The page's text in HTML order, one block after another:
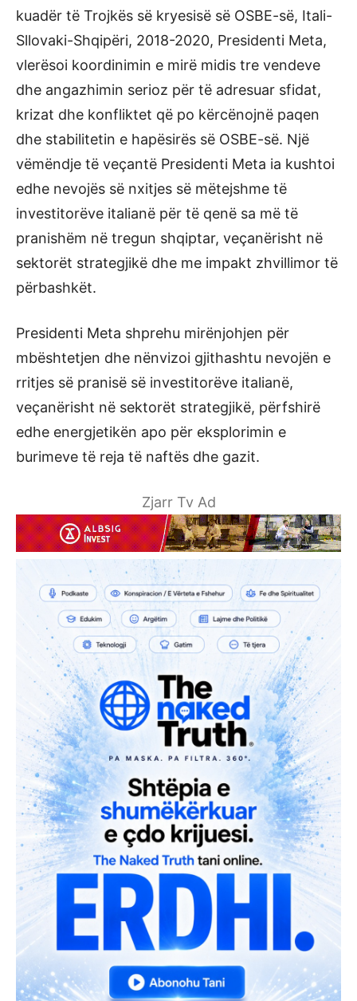
kuadër të Trojkës së kryesisë së OSBE-së, Itali-
Sllovaki-Shqipëri, 2018-2020, Presidenti Meta,
vlerësoi koordinimin e mirë midis tre vendeve
dhe angazhimin serioz për të adresuar sfidat,
krizat dhe konfliktet që po kërcënojnë paqen
dhe stabilitetin e hapësirës së OSBE-së. Një
vëmëndje të veçantë Presidenti Meta ia kushtoi
edhe nevojës së nxitjes së mëtejshme të
investitorëve italianë për të qenë sa më të
pranishëm në tregun shqiptar, veçanërisht në
sektorët strategjikë dhe me impakt zhvillimor të
përbashkët.
Presidenti Meta shprehu mirënjohjen për
mbështetjen dhe nënvizoi gjithashtu nevojën e
rritjes së pranisë së investitorëve italianë,
veçanërisht në sektorët strategjikë, përfshirë
edhe energjetikën apo për eksplorimin e
burimeve të reja të naftës dhe gazit.
Zjarr Tv Ad